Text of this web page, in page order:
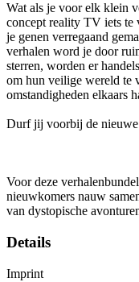
Wat als je voor elk klein
concept reality TV iets te
je genen verregaand
verhalen word je door
sterren, worden er
om hun veilige wereld te
omstandigheden elkaars
Durf jij voorbij de
Voor deze
nieuwkomers nauw
van dystopische
Details
Imprint